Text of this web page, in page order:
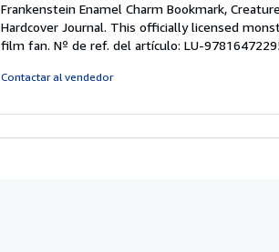
Frankenstein Enamel Charm Bookmark,
Hardcover Journal. This officially licensed
film fan. Nº de ref. del artículo: LU-
Contactar al vendedor